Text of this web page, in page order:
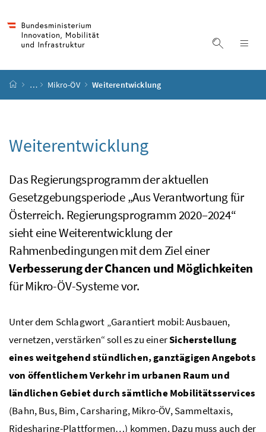
Suche
Startseite
… Mikro-ÖV Weiterentwicklung
Weiterentwicklung
Das Regierungsprogramm der aktuellen
Gesetzgebungsperiode „Aus Verantwortung für
Österreich. Regierungsprogramm 2020–2024“
sieht eine Weiterentwicklung der
Rahmenbedingungen mit dem Ziel einer
Verbesserung der Chancen und Möglichkeiten
für Mikro-ÖV-Systeme vor.
Unter dem Schlagwort „Garantiert mobil: Ausbauen,
vernetzen, verstärken“soll es zu einerSicherstellung
eines weitgehend stündlichen, ganztägigen Angebots
von öffentlichem Verkehr im urbanen Raum und
ländlichen Gebiet durch sämtliche Mobilitätsservices
(Bahn, Bus, Bim,Carsharing, Mikro-ÖV, Sammeltaxis,
Ridesharing-Plattformen…) kommen. Dazu muss auch der